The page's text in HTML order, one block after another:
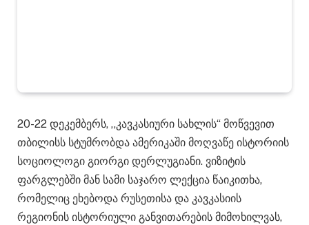
20-22 დეკემბერს, ,,კავკასიური სახლის“ მოწვევით
თბილისს სტუმრობდა ამერიკაში მოღვაწე ისტორიის
სოციოლოგი გიორგი დერლუგიანი. ვიზიტის
ფარგლებში მან სამი საჯარო ლექცია წაიკითხა,
რომელიც ეხებოდა რუსეთისა და კავკასიის
რეგიონის ისტორიული განვითარების მიმოხილვას,